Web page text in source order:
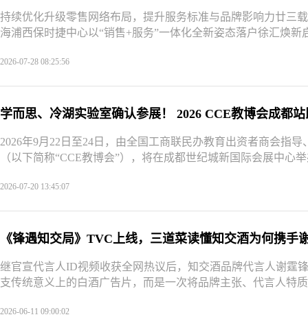
持续优化升级零售网络布局，提升服务标准与品牌影响力廿三
海浦西保时捷中心以“销售+服务”一体化全新姿态落户徐汇焕
2026-07-28 08:25:56
学而思、冷湖实验室确认参展！ 2026
2026年9月22日至24日，由全国工商联民办教育出资者商会指
（以下简称“CCE教博会”），将在成都世纪城新国际会展中心
2026-07-20 13:45:07
《锋遇知交局》TVC上线，三道菜读懂知交酒为何携手
继官宣代言人ID视频收获全网热议后，知交酒品牌代言人谢霆
支传统意义上的白酒广告片，而是一次将品牌主张、代言人特
2026-06-11 09:00:02